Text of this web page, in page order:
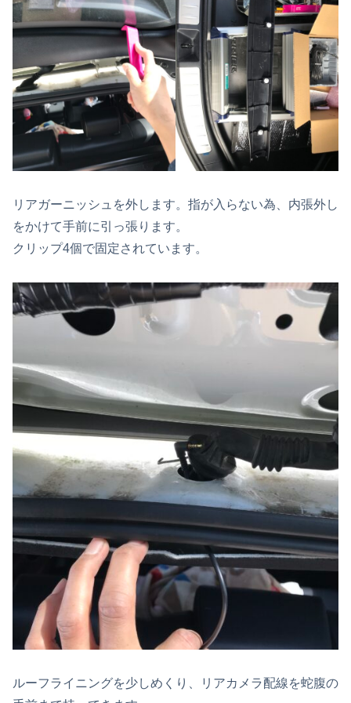
リアガーニッシュを外します。指が入らない為、内張外し
をかけて手前に引っ張ります。
クリップ4個で固定されています。
ルーフライニングを少しめくり、リアカメラ配線を蛇腹の